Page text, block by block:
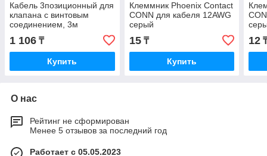
Кабель 3позиционный для
клапана с винтовым
соединением, 3м
1 106 ₸
Купить
Клеммник Phoenix Contact
CONN для кабеля 12AWG
серый
15₸
Купить
12
О нас
Рейтинг не сформирован
Менее 5 отзывов за последний год
Работает с 05.05.2023